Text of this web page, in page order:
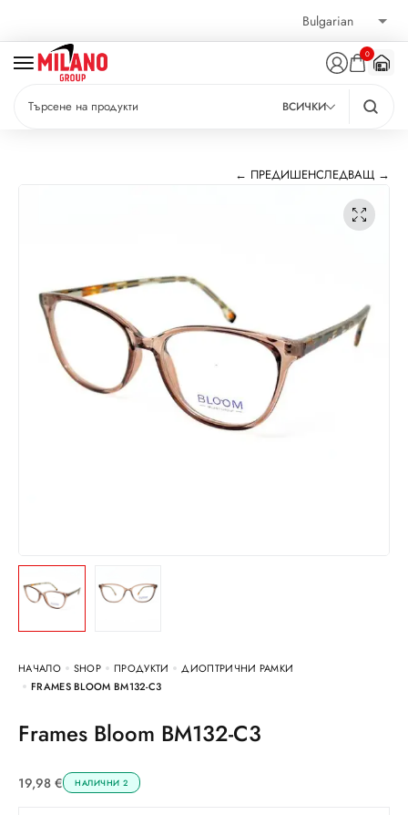
0
ВСИЧКИ
← ПРЕДИШЕНСЛЕДВАЩ →
НАЧАЛО SHOP ПРОДУКТИ
ДИОПТРИЧНИ РАМКИ
FRAMES BLOOM BM132-C3
Frames Bloom BM132-C3
19,98 € НАЛИЧНИ 2